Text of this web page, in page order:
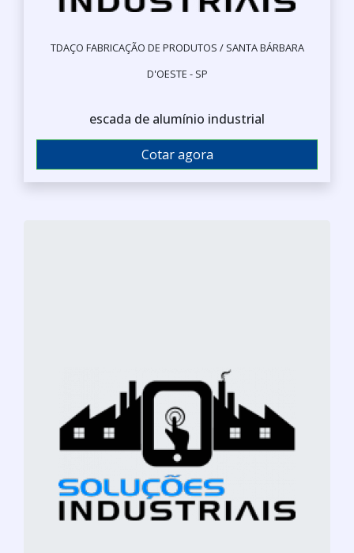
TDAÇO FABRICAÇÃO DE PRODUTOS / SANTA BÁRBARA
D'OESTE - SP
escada de alumínio industrial
Cotar agora